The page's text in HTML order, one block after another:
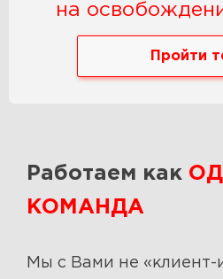
на
Пройти
Работаем как
КОМАНДА
Мы с Вами не «клиент-